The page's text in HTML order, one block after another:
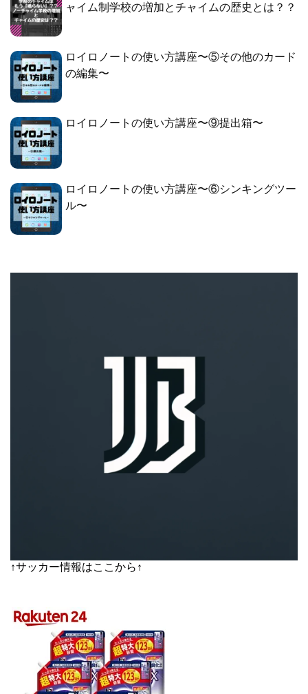
ャイム制学校の増加とチャイムの歴史とは？？
ロイロノートの使い方講座〜⑤その他のカード
の編集〜
ロイロノートの使い方講座〜⑨提出箱〜
ロイロノートの使い方講座〜⑥シンキングツー
ル〜
↑サッカー情報はここから↑